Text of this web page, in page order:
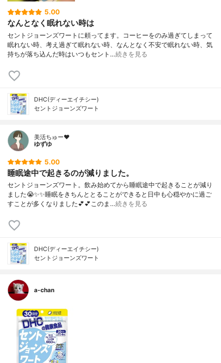
5.00
なんとなく眠れない時は
セントジョーンズワートに頼ってます。コーヒーをのみ過ぎてしまって
眠れない時、考え過ぎて眠れない時、なんとなく不安で眠れない時、気
持ちが落ち込んだ時はいつもセント…続きを見る
DHC(ディーエイチシー)
セントジョーンズワート
美活ちゅー❤️
ゆずゆ
5.00
睡眠途中で起きるのが減りました。
セントジョーンズワート。飲み始めてから睡眠途中で起きることが減り
ました😭✨✨睡眠をきちんととることができると日中も心穏やかに過ご
すことが多くなりました💕💕このま…続きを見る
DHC(ディーエイチシー)
セントジョーンズワート
a-chan